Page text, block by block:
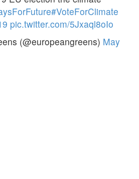
#VoteForClimate
pic.twitter.com/5Jxaql8oIo
(@europeangreens) May